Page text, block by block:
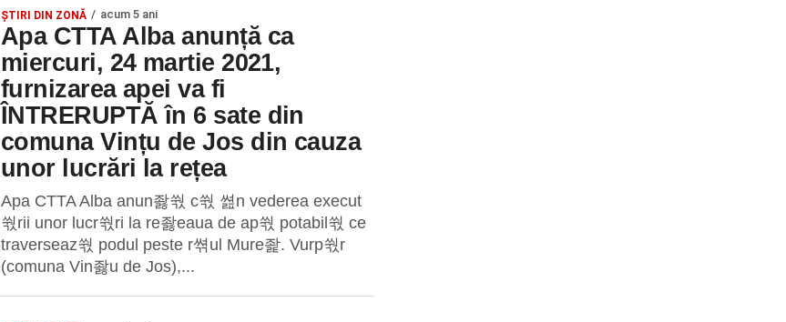
ȘTIRI DIN ZONĂ acum 5 ani
Apa CTTA Alba anunță ca
miercuri, 24 martie 2021,
furnizarea apei va fi
ÎNTRERUPTĂ în 6 sate din
comuna Vințu de Jos din cauza
unor lucrări la rețea
Apa CTTA Alba anun좛쒃 c쒃 쎮n vederea execut
쒃rii unor lucr쒃ri la re좛eaua de ap쒃 potabil쒃 ce
traverseaz쒃 podul peste r쎢ul Mure좙. Vurp쒃r
(comuna Vin좛u de Jos),...